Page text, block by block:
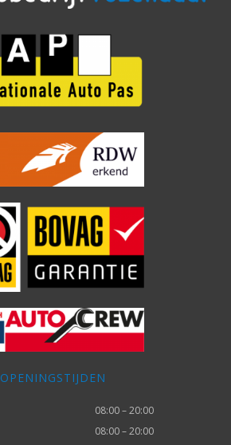
OPENINGSTIJDEN
08:00 – 20:00
08:00 – 20:00